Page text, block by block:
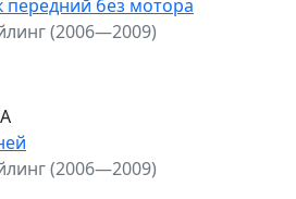
передний без мотора
(2006—2009)
(2006—2009)